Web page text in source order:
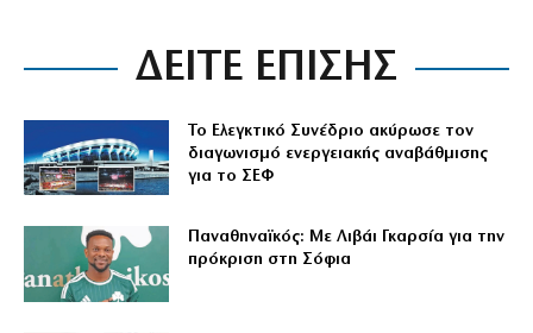
ΔΕΙΤΕ ΕΠΙΣΗΣ
Το Ελεγκτικό Συνέδριο ακύρωσε τον
διαγωνισμό ενεργειακής αναβάθμισης
για το ΣΕΦ
Παναθηναϊκός: Με Λιβάι Γκαρσία για την
πρόκριση στη Σόφια